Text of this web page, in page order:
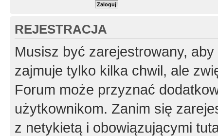
REJESTRACJA
Musisz być zarejestrowany,
zajmuje tylko kilka chwil, ale
Forum może przyznać
użytkownikom. Zanim się
z netykietą i obowiązującymi